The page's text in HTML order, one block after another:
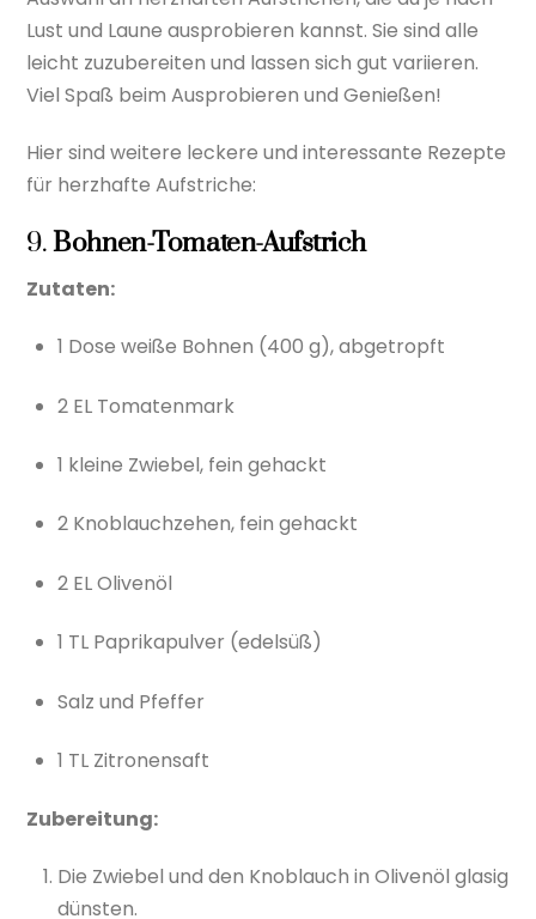
Lust und Laune ausprobieren kannst. Sie sind alle
leicht zuzubereiten und lassen sich gut variieren.
Viel Spaß beim Ausprobieren und Genießen!
Hier sind weitere leckere und interessante Rezepte
für herzhafte Aufstriche:
9.Bohnen-Tomaten-Aufstrich
Zutaten:
1 Dose weiße Bohnen (400 g), abgetropft
2 EL Tomatenmark
1 kleine Zwiebel, fein gehackt
2 Knoblauchzehen, fein gehackt
2 EL Olivenöl
1 TL Paprikapulver (edelsüß)
Salz und Pfeffer
1 TL Zitronensaft
Zubereitung:
Die Zwiebel und den Knoblauch in Olivenöl glasig
dünsten.